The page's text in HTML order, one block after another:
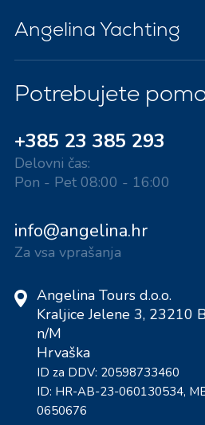
Angelina Yachting
Potrebujete
+385 23 385 293
Delovni čas:
Pon - Pet 08:00 - 16:00
info@angelina.hr
Za vsa vprašanja
Angelina Tours d.o.o.
Kraljice Jelene 3, 23210
n/M
Hrvaška
ID za DDV: 20598733460
ID: HR-AB-23-060130534,
0650676